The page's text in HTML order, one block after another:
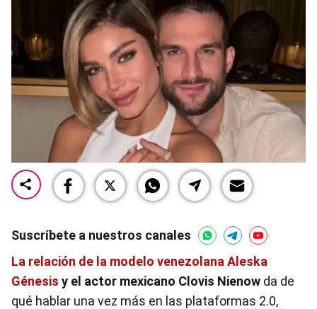
Suscríbete a nuestros canales
La relación de la modelo venezolana Aleska
Génesis y el actor mexicano Clovis Nienow da de
qué hablar una vez más en las plataformas 2.0,